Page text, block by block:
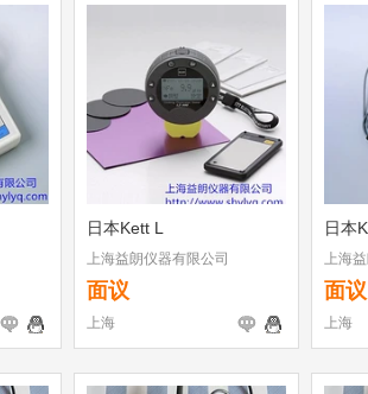
日本Kett L
上海益朗仪器有限公司
面议
上海
日本
上海
面议
上海